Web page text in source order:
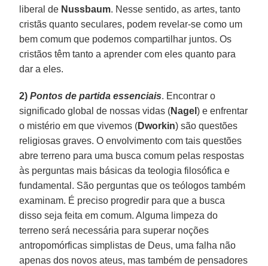
liberal de Nussbaum. Nesse sentido, as artes, tanto
cristãs quanto seculares, podem revelar-se como um
bem comum que podemos compartilhar juntos. Os
cristãos têm tanto a aprender com eles quanto para
dar a eles.
2)Pontos de partida essenciais. Encontrar o
significado global de nossas vidas (Nagel) e enfrentar
o mistério em que vivemos (Dworkin) são questões
religiosas graves. O envolvimento com tais questões
abre terreno para uma busca comum pelas respostas
às perguntas mais básicas da teologia filosófica e
fundamental. São perguntas que os teólogos também
examinam. É preciso progredir para que a busca
disso seja feita em comum. Alguma limpeza do
terreno será necessária para superar noções
antropomórficas simplistas de Deus, uma falha não
apenas dos novos ateus, mas também de pensadores